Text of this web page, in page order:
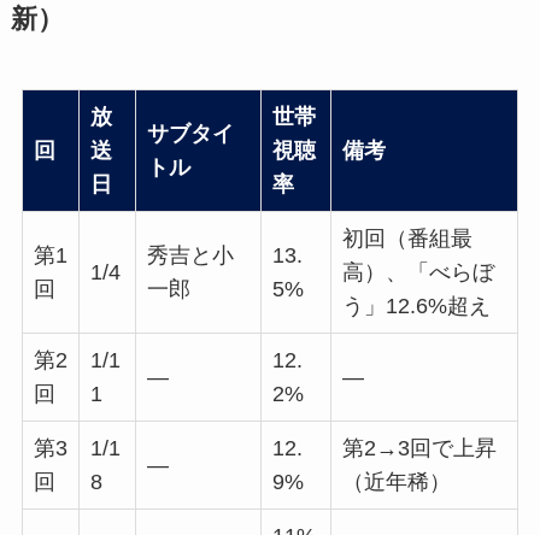
新）
回
放
送
日
サブタイ
トル
世帯
視聴
率
備考
第1
回
1/4
秀吉と小
一郎
13.
5%
初回（番組最
高）、「べらぼ
う」12.6%超え
第2
回
1/1
1
—
12.
2%
—
第3
回
1/1
8
—
12.
9%
第2→3回で上昇
（近年稀）